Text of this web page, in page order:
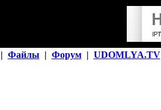
| Файлы | Форум | UDOMLYA.TV